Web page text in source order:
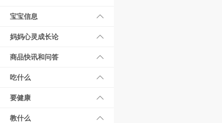
宝宝信息
妈妈心灵成长论
商品快讯和问答
吃什么
要健康
教什么